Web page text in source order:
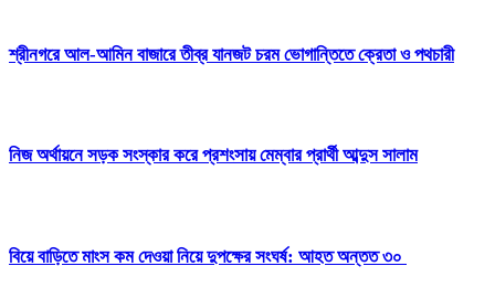
শ্রীনগরে আল-আমিন বাজারে তীব্র যানজট চরম ভোগান্তিতে ক্রেতা ও পথচারী
নিজ অর্থায়নে সড়ক সংস্কার করে প্রশংসায় মেম্বার প্রার্থী আব্দুস সালাম
বিয়ে বাড়িতে মাংস কম দেওয়া নিয়ে দুপক্ষের সংঘর্ষ: আহত অন্তত ৩০ ​